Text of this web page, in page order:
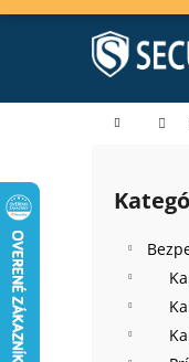
Prejsť
Domov
Preskočiť
kategórie
K
í
Späť
Späť